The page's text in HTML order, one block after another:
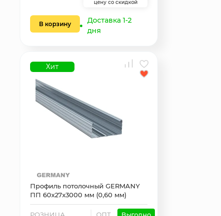
цену со скидкой
В корзину
Доставка 1-2
дня
Хит
Профиль потолочный GERMANY
ПП 60х27х3000 мм (0,60 мм)